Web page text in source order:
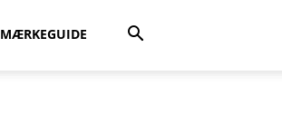
MÆRKEGUIDE